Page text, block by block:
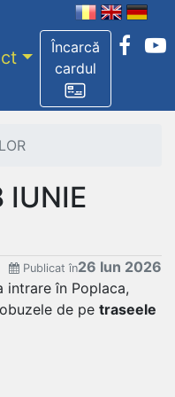
Încarcă
cardul
IUNIE
Publicat în26 Iun 2026
intrare în Poplaca,
de pe traseele